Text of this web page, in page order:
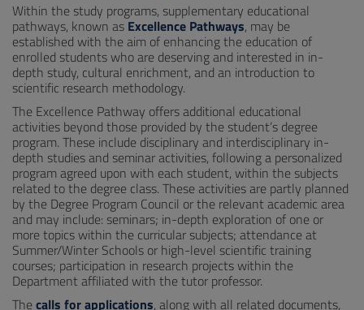
Within the study programs, supplementary educational
pathways, known as Excellence Pathways, may be
established with the aim of enhancing the education of
enrolled students who are deserving and interested in in-
depth study, cultural enrichment, and an introduction to
scientific research methodology.
The Excellence Pathway offers additional educational
activities beyond those provided by the student’s degree
program. These include disciplinary and interdisciplinary in-
depth studies and seminar activities, following a personalized
program agreed upon with each student, within the subjects
related to the degree class. These activities are partly planned
by the Degree Program Council or the relevant academic area
and may include: seminars; in-depth exploration of one or
more topics within the curricular subjects; attendance at
Summer/Winter Schools or high-level scientific training
courses; participation in research projects within the
Department affiliated with the tutor professor.
Thecalls for applications, along with all related documents,